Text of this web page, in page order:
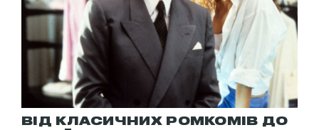
ВІД КЛАСИЧНИХ РОМКОМІВ ДО